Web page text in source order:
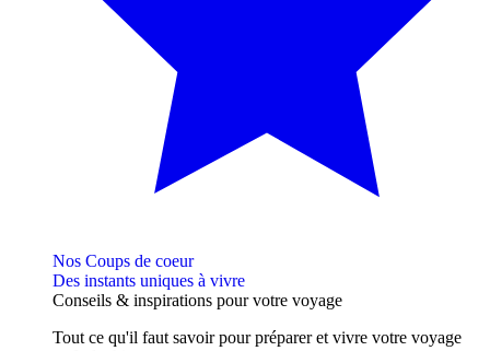
Nos Coups de coeur
Des instants uniques à vivre
Conseils & inspirations pour votre voyage
Tout ce qu'il faut savoir pour préparer et vivre votre voyage